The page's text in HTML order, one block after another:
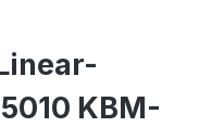
KBM-